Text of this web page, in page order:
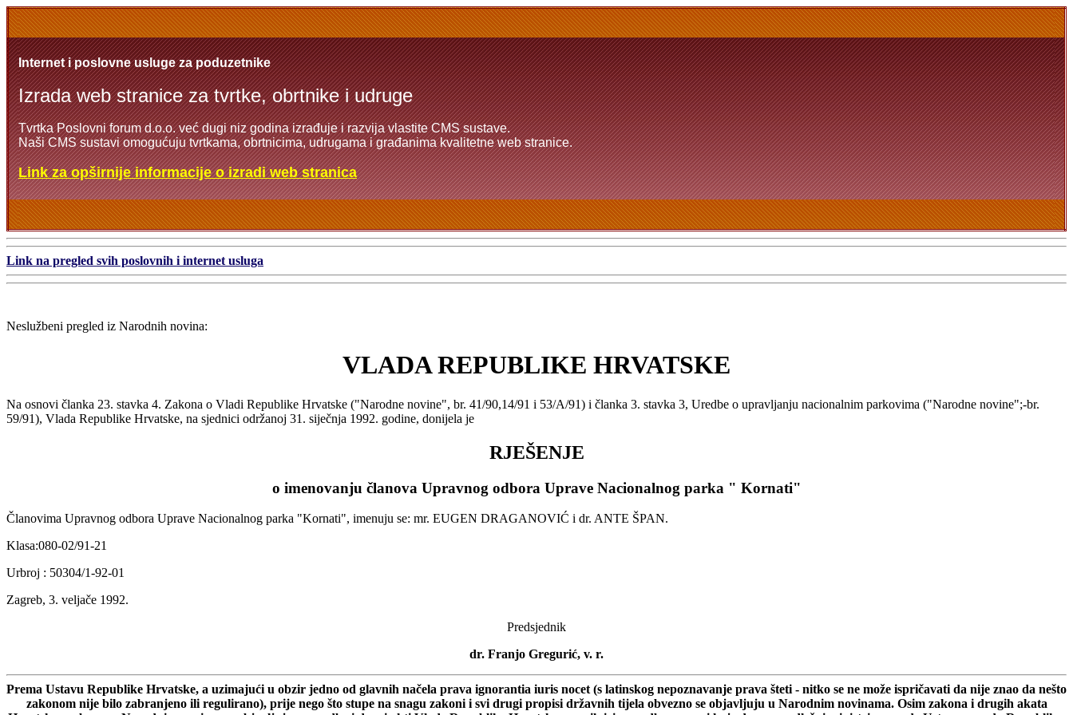
Internet i poslovne usluge za poduzetnike
Izrada web stranice za tvrtke, obrtnike i udruge
Tvrtka Poslovni forum d.o.o. već dugi niz godina izrađuje i razvija vlastite CMS sustave.
Naši CMS sustavi omogućuju tvrtkama, obrtnicima, udrugama i građanima kvalitetne web stranice.
Link za opširnije informacije o izradi web stranica
Link na pregled svih poslovnih i internet usluga
Neslužbeni pregled iz Narodnih novina:
VLADA REPUBLIKE HRVATSKE
Na osnovi članka 23. stavka 4. Zakona o Vladi Republike Hrvatske ("Narodne novine", br. 41/90,14/91 i 53/A/91) i članka 3. stavka 3, Uredbe o upravljanju nacionalnim parkovima ("Narodne novine";-br.
59/91), Vlada Republike Hrvatske, na sjednici održanoj 31. siječnja 1992. godine, donijela je
RJEŠENJE
o imenovanju članova Upravnog odbora Uprave Nacionalnog parka " Kornati"
Članovima Upravnog odbora Uprave Nacionalnog parka "Kornati", imenuju se: mr. EUGEN DRAGANOVIĆ i dr. ANTE ŠPAN.
Klasa:080-02/91-21
Urbroj : 50304/1-92-01
Zagreb, 3. veljače 1992.
Predsjednik
dr. Franjo Gregurić, v. r.
Prema Ustavu Republike Hrvatske, a uzimajući u obzir jedno od glavnih načela prava ignorantia iuris nocet (s latinskog nepoznavanje prava šteti - nitko se ne može ispričavati da nije znao da nešto
zakonom nije bilo zabranjeno ili regulirano), prije nego što stupe na snagu zakoni i svi drugi propisi državnih tijela obvezno se objavljuju u Narodnim novinama. Osim zakona i drugih akata